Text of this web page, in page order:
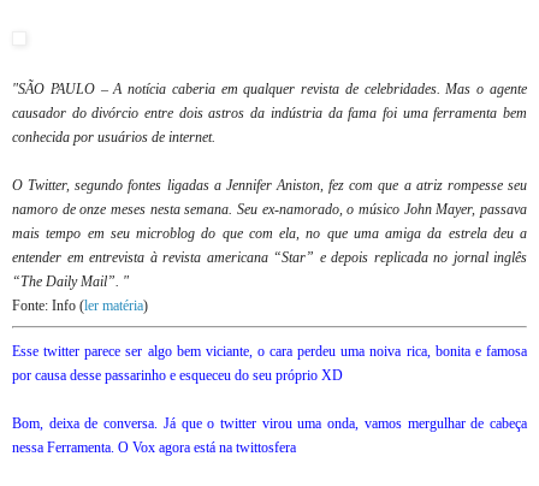
"SÃO PAULO – A notícia caberia em qualquer revista de celebridades. Mas o agente
causador do divórcio entre dois astros da indústria da fama foi uma ferramenta bem
conhecida por usuários de internet.
O Twitter, segundo fontes ligadas a Jennifer Aniston, fez com que a atriz rompesse seu
namoro de onze meses nesta semana. Seu ex-namorado, o músico John Mayer, passava
mais tempo em seu microblog do que com ela, no que uma amiga da estrela deu a
entender em entrevista à revista americana “Star” e depois replicada no jornal inglês
“The Daily Mail”. "
Fonte: Info (ler matéria)
Esse twitter parece ser algo bem viciante, o cara perdeu uma noiva rica, bonita e famosa
por causa desse passarinho e esqueceu do seu próprio XD
Bom, deixa de conversa. Já que o twitter virou uma onda, vamos mergulhar de cabeça
nessa Ferramenta. O Vox agora está na twittosfera